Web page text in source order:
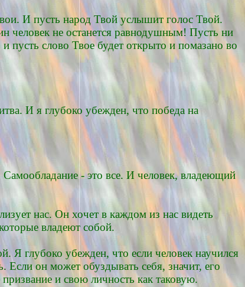
И пусть народ Твой услышит голос Твой.
человек не останется равнодушным! Пусть ни
слово Твое будет открыто и помазано во
И я глубоко убежден, что победа на
- это все. И человек, владеющий
нас. Он хочет в каждом из нас видеть
владеют собой.
Я глубоко убежден, что если человек научился
Если он может обуздывать себя, значит, его
и свою личность как таковую.